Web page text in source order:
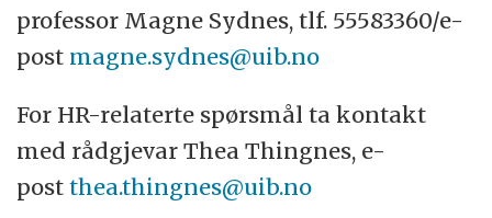
professor Magne Sydnes, tlf. 55583360/e-
post magne.sydnes@uib.no
For HR-relaterte spørsmål ta kontakt
med rådgjevar Thea Thingnes, e-
postthea.thingnes@uib.no